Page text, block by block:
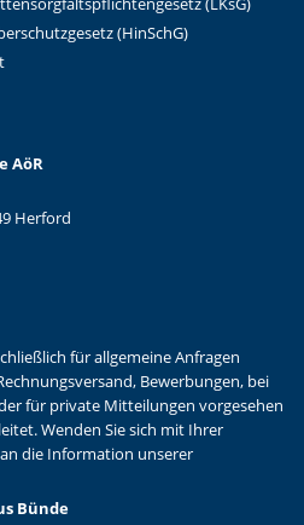
(LKsG)
(HinSchG)
e AöR
Herford
für allgemeine Anfragen
Bewerbungen, bei
für private Mitteilungen vorgesehen
Wenden Sie sich mit Ihrer
die Information unserer
Bünde